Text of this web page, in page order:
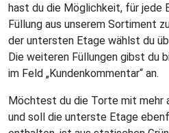
hast du die Möglichkeit, für jede
Füllung aus unserem Sortiment
der untersten Etage wählst du
Die weiteren Füllungen gibst du
im Feld „Kundenkommentar“ an.
Möchtest du die Torte mit mehr
und soll die unterste Etage